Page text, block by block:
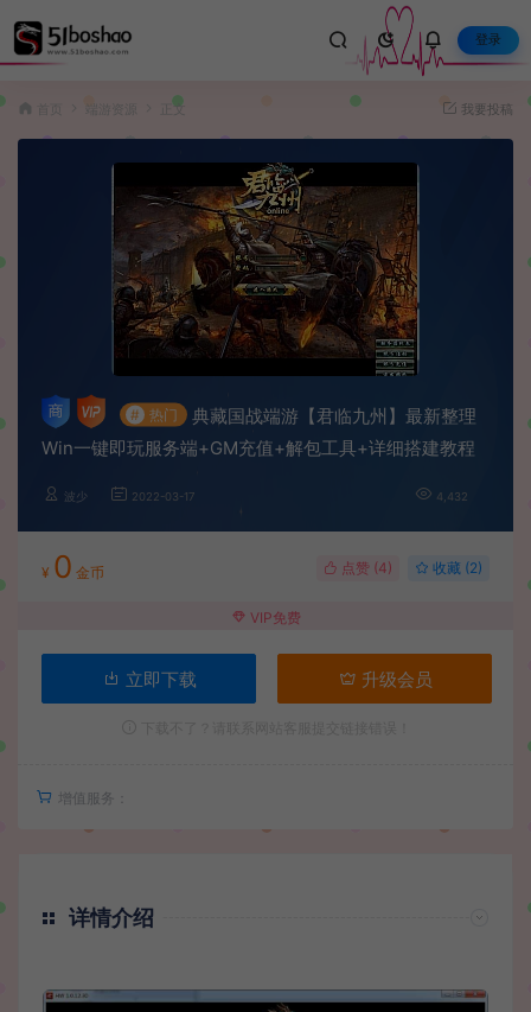
登录
端游资源 正文 我要投稿
# 热门
典藏国战端游【君临九州】最新整理
Win一键即玩服务端+GM充值+解包工具+详细搭建教程
波少 2022-03-17 4,432
¥ 0 金币 点赞 (4) 收藏 (2)
VIP免费
立即下载 升级会员
增值服务：
详情介绍